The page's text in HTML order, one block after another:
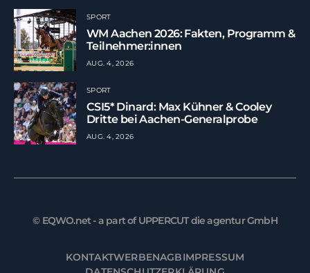
SPORT
WM Aachen 2026: Fakten, Programm &
Teilnehmer:innen
AUG. 4, 2026
SPORT
CSI5* Dinard: Max Kühner & Cooley
Dritte bei Aachen-Generalprobe
AUG. 4, 2026
© EQWO.net - a part of UPPERCUT die agentur GmbH
KONTAKTWERBENAGBIMPRESSUM